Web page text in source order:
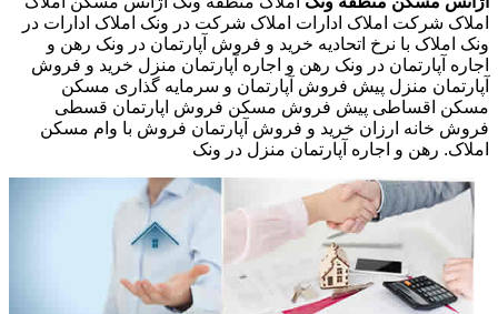
املاک شرکت املاک ادارات املاک شرکت در ونک املاک ادارات در
ونک املاک با نرخ اتحادیه خرید و فروش آپارتمان در ونک رهن و
اجاره آپارتمان در ونک رهن و اجاره آپارتمان منزل خرید و فروش
آپارتمان منزل پیش فروش آپارتمان و سرمایه گذاری مسکن
مسکن اقساطی پیش فروش مسکن فروش اپارتمان قسطی
فروش خانه ارزان خرید و فروش آپارتمان فروش با وام مسکن
املاک. رهن و اجاره آپارتمان منزل در ونک